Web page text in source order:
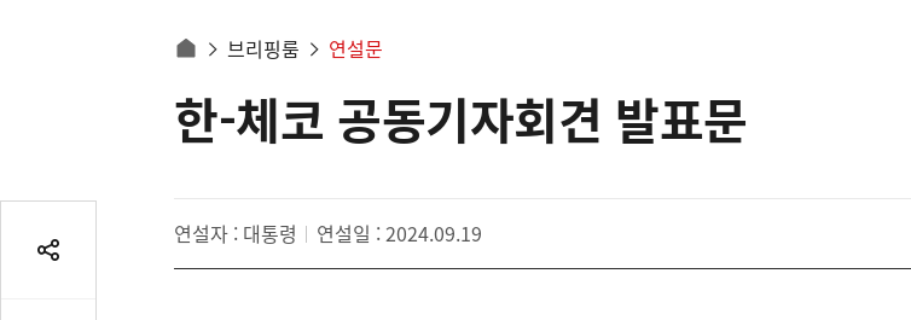
동
경
로
으
로
브리핑룸 연설문
영
역공
한-체코 공동기자회견 발표문
연설자 : 대통령 연설일 : 2024.09.19